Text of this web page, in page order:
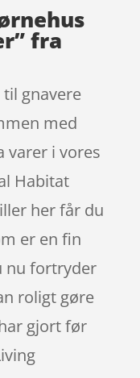
fra
gnavere
med
varer i vores
Habitat
her får du
er en fin
nu fortryder
roligt gøre
gjort før